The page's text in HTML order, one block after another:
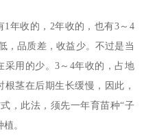
1年收的，2年收的，也有3～4
，品质差，收益少。不过是当
用的少。3～4年收的，占地
茎在后期生长缓慢，因此，
，此法，须先一年育苗种“子
。